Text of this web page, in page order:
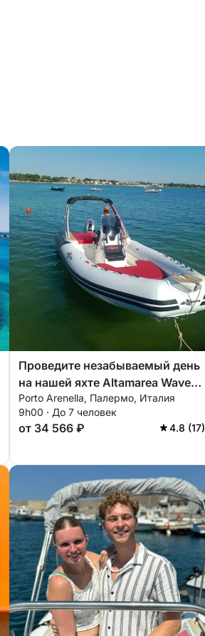
Проведите незабываемый день
на нашей яхте Altamarea Wave
20, оборудованной всем
необходимым для идеального
отдыха на воде!
Porto Arenella, Палермо, Италия
9h00 · До 7 человек
от 34 566 ₽ 4.8 (17)